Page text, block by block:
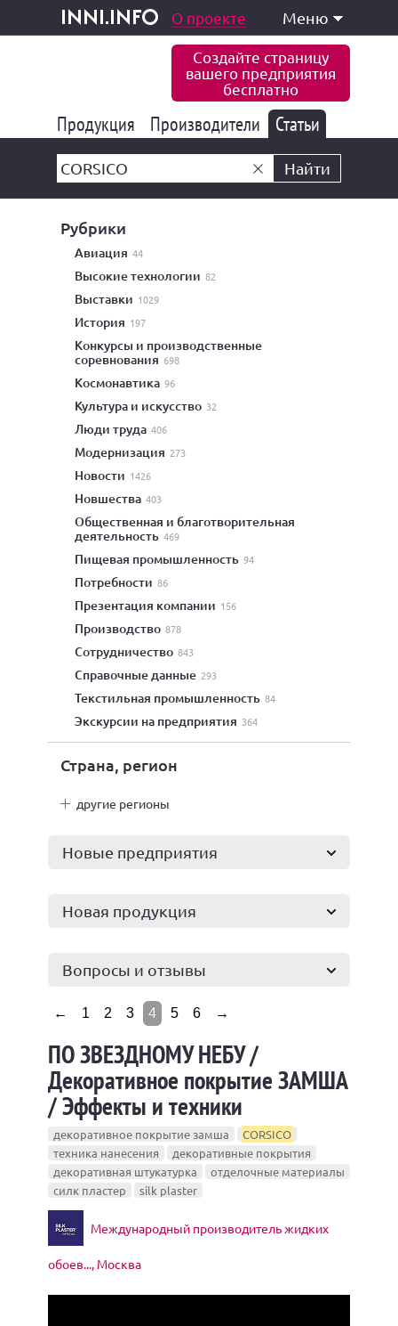
inni.info
и услуги О проекте Меню
Создайте страницу
вашего предприятия
бесплатно
Продукция 177 847
Производители 6 777
Статьи
Найти
Рубрики
авиация 44
высокие технологии 82
выставки 1029
история 197
конкурсы и производственные
соревнования 698
космонавтика 96
культура и искусство 32
люди труда 406
модернизация 273
новости 1426
новшества 403
общественная и благотворительная
деятельность 469
пищевая промышленность 94
потребности 86
презентация компании 156
производство 878
сотрудничество 843
справочные данные 293
текстильная промышленность 84
экскурсии на предприятия 364
Страна, регион
другие регионы
Новые предприятия
Новая продукция
Вопросы и отзывы
← 1 2 3 4 5 6 →
ПО ЗВЕЗДНОМУ НЕБУ /
Декоративное покрытие ЗАМША
/ Эффекты и техники
декоративное покрытие замша
CORSICO
техника нанесения
декоративные покрытия
декоративная штукатурка
отделочные материалы
силк пластер
silk plaster
Международный производитель жидких
обоев..., Москва